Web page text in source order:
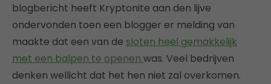
blogbericht heeft Kryptonite aan den lijve
ondervonden toen een blogger er melding van
maakte dat een van de sloten heel gemakkelijk
met een balpen te openen was. Veel bedrijven
denken wellicht dat het hen niet zal overkomen.